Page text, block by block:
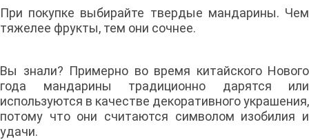
При покупке выбирайте твердые мандарины. Чем
тяжелее фрукты, тем они сочнее.
Вы знали? Примерно во время китайского Нового
года мандарины традиционно дарятся или
используются в качестве декоративного украшения,
потому что они считаются символом изобилия и
удачи.